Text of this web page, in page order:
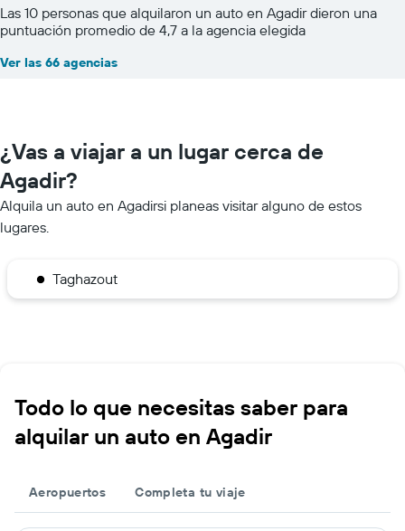
Las 10 personas que alquilaron un auto en Agadir dieron una
puntuación promedio de 4,7 a la agencia elegida
Ver las 66 agencias
¿Vas a viajar a un lugar cerca de
Agadir?
Alquila un auto en Agadirsi planeas visitar alguno de estos
lugares.
Taghazout
Todo lo que necesitas saber para
alquilar un auto en Agadir
Aeropuertos Completa tu viaje